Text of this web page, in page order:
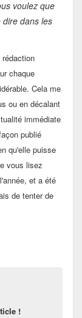
voulez que
dans les
chaque
Cela me
ou en décalant
immédiate
publié
qu'elle puisse
vous lisez
et a été
de tenter de
!